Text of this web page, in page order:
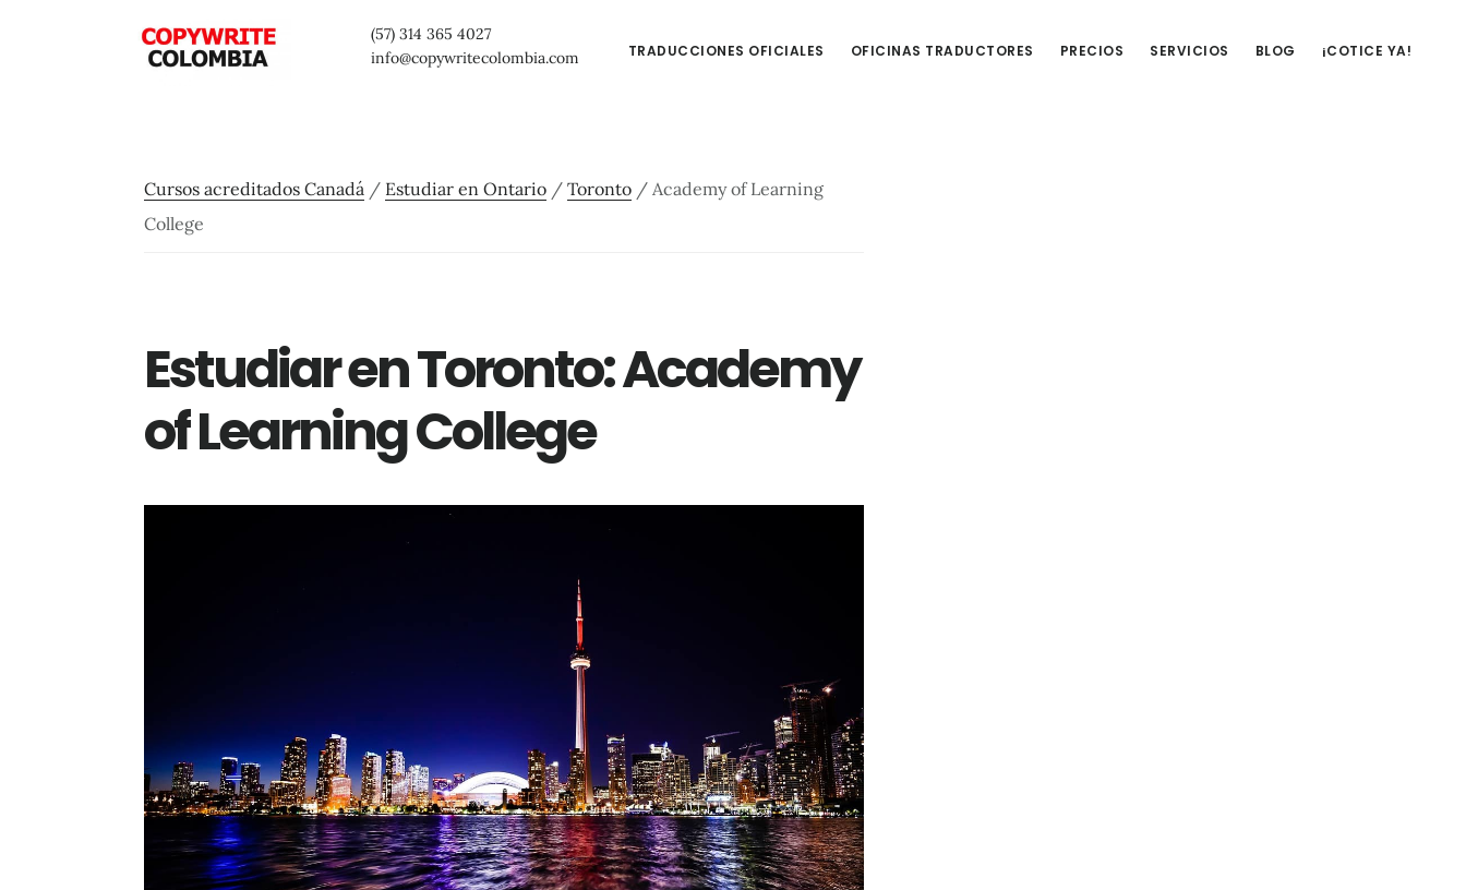
(57) 314 365 4027
info@copywritecolombia.com
TRADUCCIONES OFICIALES OFICINAS TRADUCTORES PRECIOS SERVICIOS BLOG ¡COTICE YA!
Cursos acreditados Canadá / Estudiar en Ontario / Toronto / Academy of Learning
College
Estudiar en Toronto: Academy
of Learning College